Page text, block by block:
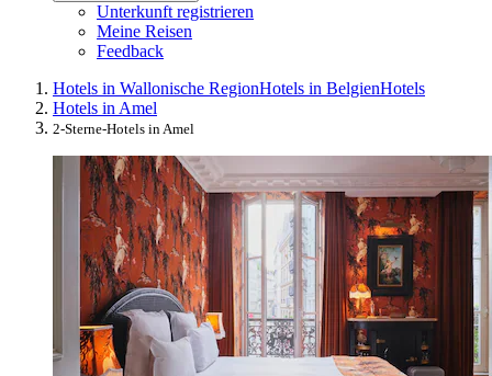
Unterkunft registrieren
Meine Reisen
Feedback
Hotels in Wallonische RegionHotels in BelgienHotels
Hotels in Amel
2-Sterne-Hotels in Amel